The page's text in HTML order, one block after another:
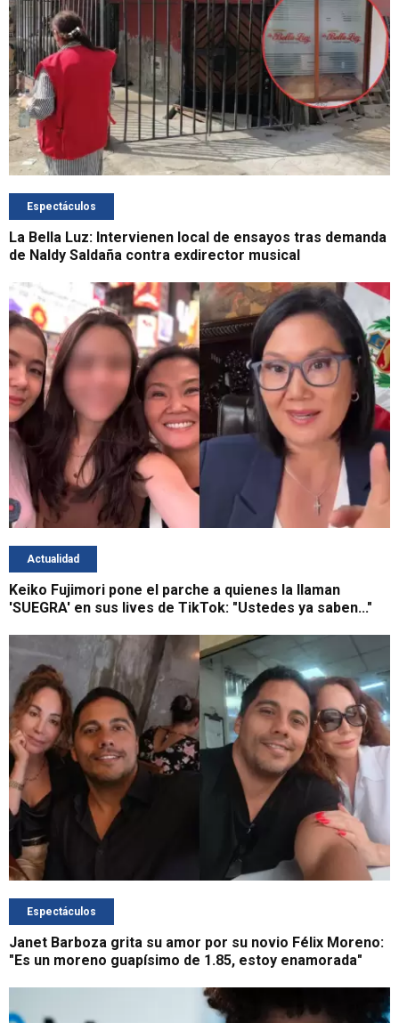
Espectáculos
La Bella Luz: Intervienen local de ensayos tras demanda
de Naldy Saldaña contra exdirector musical
Actualidad
Keiko Fujimori pone el parche a quienes la llaman
'SUEGRA' en sus lives de TikTok: "Ustedes ya saben..."
Espectáculos
Janet Barboza grita su amor por su novio Félix Moreno:
"Es un moreno guapísimo de 1.85, estoy enamorada"